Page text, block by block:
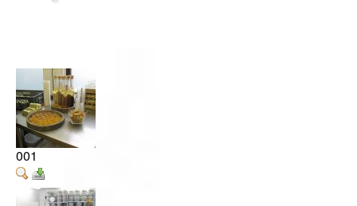
Vorstand
Geschichte
Gästebuch
Mitgliederanmeldung
Kontakt
001